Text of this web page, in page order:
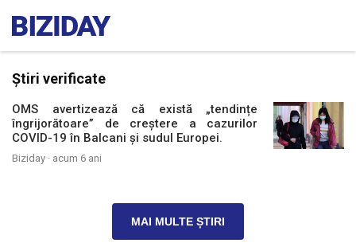
Știri verificate
OMS avertizează că există „tendințe
îngrijorătoare” de creștere a cazurilor
COVID-19 în Balcani și sudul Europei.
Biziday · acum 6 ani
MAI MULTE ȘTIRI